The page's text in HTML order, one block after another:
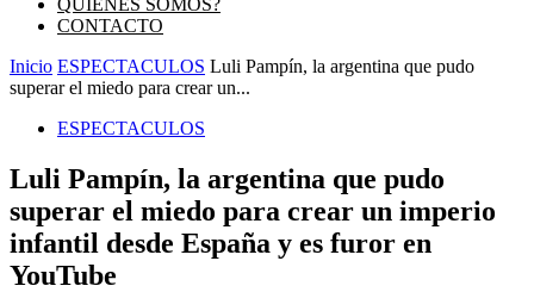
QUIENES SOMOS?
CONTACTO
Inicio ESPECTACULOS Luli Pampín, la argentina que pudo
superar el miedo para crear un...
ESPECTACULOS
Luli Pampín, la argentina que pudo
superar el miedo para crear un imperio
infantil desde España y es furor en
YouTube